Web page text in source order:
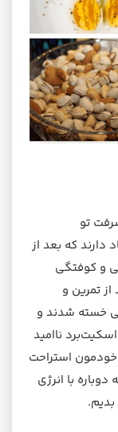
تو
دارند که بعد از
و کوفتگی
تمرین و
خسته شدند و
ناامید
استراحت
با انرژی
بدیم.